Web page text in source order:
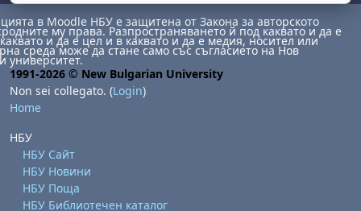
1 agosto
domenica 2 agosto
7 agosto
8 agosto
domenica 9 agosto
14 agosto
15 agosto
domenica 16 agosto
21 agosto
22 agosto
domenica 23 agosto
28 agosto
29 agosto
domenica 30 agosto
в Moodle НБУ е защитена от Закона за авторското
му права. Разпространяването й под каквато и да е
и да е цел и в каквато и да е медия, носител или
среда може да стане само със съгласието на Нов
университет.
1991-2026 © New Bulgarian University
Non sei collegato. (Login)
Home
НБУ
НБУ Сайт
НБУ Новини
НБУ Поща
НБУ Библиотечен каталог